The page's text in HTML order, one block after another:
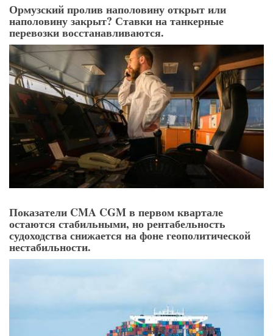
Ормузский пролив наполовину открыт или
наполовину закрыт? Ставки на танкерные
перевозки восстанавливаются.
Показатели CMA CGM в первом квартале
остаются стабильными, но рентабельность
судоходства снижается на фоне геополитической
нестабильности.